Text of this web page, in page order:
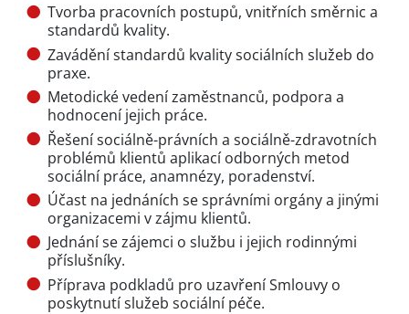
Tvorba pracovních postupů, vnitřních směrnic a
standardů kvality.
Zavádění standardů kvality sociálních služeb do
praxe.
Metodické vedení zaměstnanců, podpora a
hodnocení jejich práce.
Řešení sociálně-právních a sociálně-zdravotních
problémů klientů aplikací odborných metod
sociální práce, anamnézy, poradenství.
Účast na jednáních se správními orgány a jinými
organizacemi v zájmu klientů.
Jednání se zájemci o službu i jejich rodinnými
příslušníky.
Příprava podkladů pro uzavření Smlouvy o
poskytnutí služeb sociální péče.